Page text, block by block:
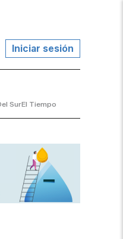
Iniciar sesión
SurEl Tiempo